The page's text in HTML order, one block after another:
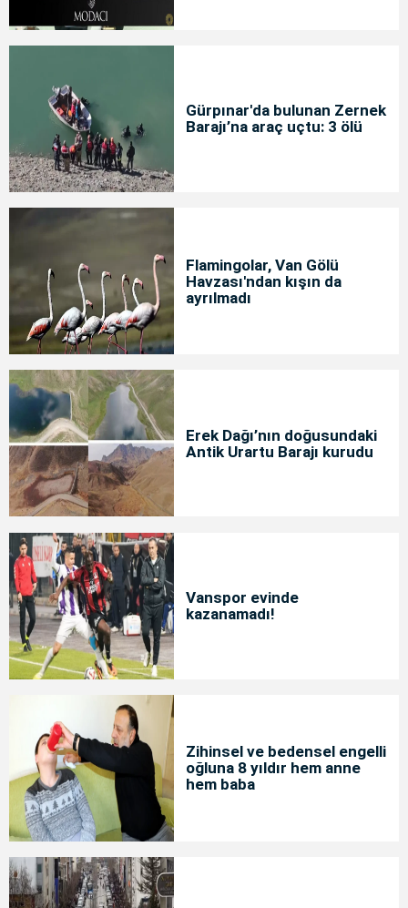
Gürpınar'da bulunan Zernek
Barajı’na araç uçtu: 3 ölü
Flamingolar, Van Gölü
Havzası'ndan kışın da
ayrılmadı
Erek Dağı’nın doğusundaki
Antik Urartu Barajı kurudu
Vanspor evinde
kazanamadı!
Zihinsel ve bedensel engelli
oğluna 8 yıldır hem anne
hem baba